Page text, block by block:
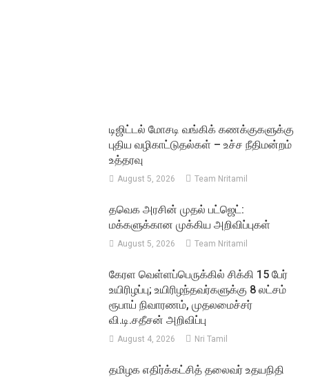
டிஜிட்டல் மோசடி வங்கிக் கணக்குகளுக்கு
புதிய வழிகாட்டுதல்கள் – உச்ச நீதிமன்றம்
உத்தரவு
August 5, 2026 Team Nritamil
தவெக அரசின் முதல் பட்ஜெட்:
மக்களுக்கான முக்கிய அறிவிப்புகள்
August 5, 2026 Team Nritamil
கேரள வெள்ளப்பெருக்கில் சிக்கி 15 பேர்
உயிரிழப்பு; உயிரிழந்தவர்களுக்கு 8 லட்சம்
ரூபாய் நிவாரணம், முதலமைச்சர்
வி.டி.சதீசன் அறிவிப்பு
August 4, 2026 Nri Tamil
தமிழக எதிர்க்கட்சித் தலைவர் உதயநிதி